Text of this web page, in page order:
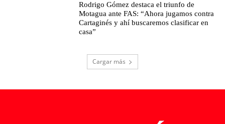
Rodrigo Gómez destaca el triunfo de
Motagua ante FAS: “Ahora jugamos contra
Cartaginés y ahí buscaremos clasificar en
casa”
Cargar más